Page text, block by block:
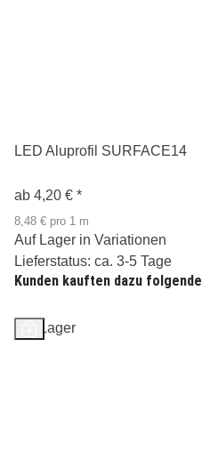
LED Aluprofil SURFACE14
ab 4,20 € *
8,48 € pro 1 m
Auf Lager in Variationen
Lieferstatus: ca. 3-5 Tage
Kunden kauften dazu
Auf Lager